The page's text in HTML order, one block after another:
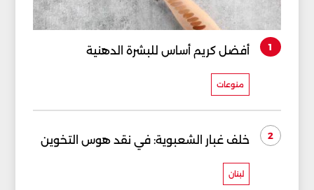
1 أفضل كريم أساس للبشرة الدهنية
منوعات
2 خلف غبار الشعبوية: في نقد هوس التخوين
لبنان